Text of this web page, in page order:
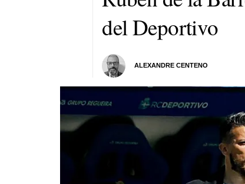
del Deportivo
ALEXANDRE CENTENO